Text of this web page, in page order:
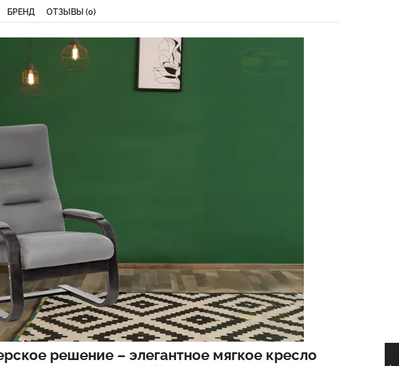
БРЕНД ОТЗЫВЫ (0)
решение – элегантное мягкое кресло